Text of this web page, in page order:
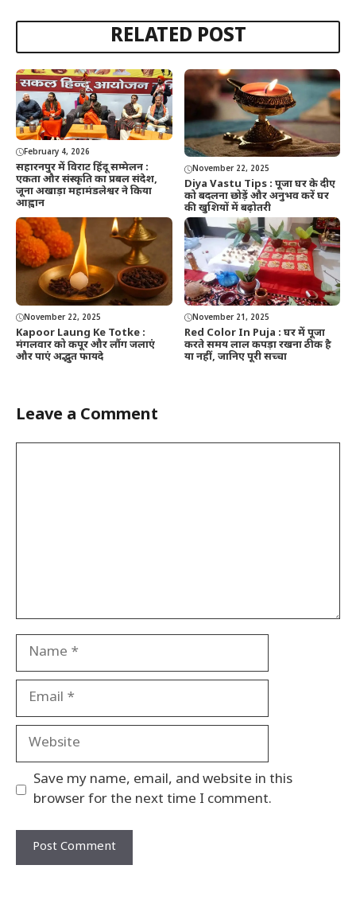
RELATED POST
February 4, 2026
सहारनपुर में विराट हिंदू सम्मेलन :
एकता और संस्कृति का प्रबल संदेश,
जूना अखाड़ा महामंडलेश्वर ने किया
आह्वान
November 22, 2025
Diya Vastu Tips : पूजा घर के दीए
को बदलना छोड़ें और अनुभव करें घर
की खुशियों में बढ़ोतरी
November 22, 2025
Kapoor Laung Ke Totke :
मंगलवार को कपूर और लौंग जलाएं
और पाएं अद्भुत फायदे
November 21, 2025
Red Color In Puja : घर में पूजा
करते समय लाल कपड़ा रखना ठीक है
या नहीं, जानिए पूरी सच्चा
Leave a Comment
Name
Email
Website
Save my name, email, and website in this
browser for the next time I comment.